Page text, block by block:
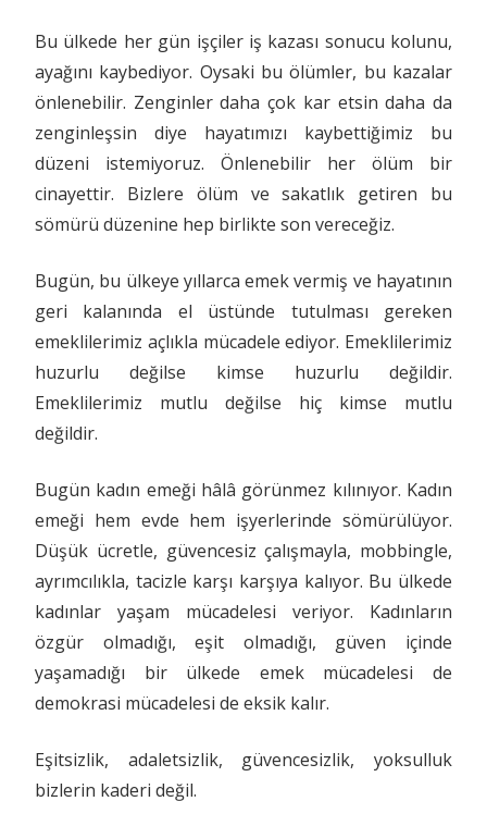
Bu ülkede her gün işçiler iş kazası sonucu kolunu,
ayağını kaybediyor. Oysaki bu ölümler, bu kazalar
önlenebilir. Zenginler daha çok kar etsin daha da
zenginleşsin diye hayatımızı kaybettiğimiz bu
düzeni istemiyoruz. Önlenebilir her ölüm bir
cinayettir. Bizlere ölüm ve sakatlık getiren bu
sömürü düzenine hep birlikte son vereceğiz.
Bugün, bu ülkeye yıllarca emek vermiş ve hayatının
geri kalanında el üstünde tutulması gereken
emeklilerimiz açlıkla mücadele ediyor. Emeklilerimiz
huzurlu değilse kimse huzurlu değildir.
Emeklilerimiz mutlu değilse hiç kimse mutlu
değildir.
Bugün kadın emeği hâlâ görünmez kılınıyor. Kadın
emeği hem evde hem işyerlerinde sömürülüyor.
Düşük ücretle, güvencesiz çalışmayla, mobbingle,
ayrımcılıkla, tacizle karşı karşıya kalıyor. Bu ülkede
kadınlar yaşam mücadelesi veriyor. Kadınların
özgür olmadığı, eşit olmadığı, güven içinde
yaşamadığı bir ülkede emek mücadelesi de
demokrasi mücadelesi de eksik kalır.
Eşitsizlik, adaletsizlik, güvencesizlik, yoksulluk
bizlerin kaderi değil.